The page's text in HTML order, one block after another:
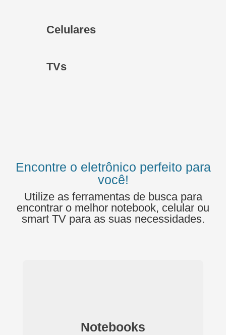
Celulares
TVs
Encontre o eletrônico perfeito para
você!
Utilize as ferramentas de busca para
encontrar o melhor notebook, celular ou
smart TV para as suas necessidades.
Notebooks